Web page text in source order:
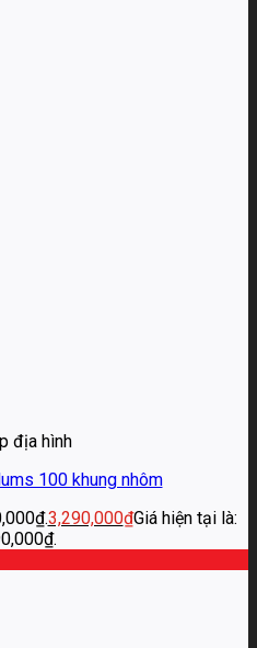
địa hình
100 khung nhôm
3,290,000₫Giá hiện tại là: